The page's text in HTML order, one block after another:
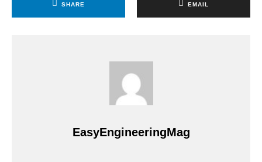
SHARE EMAIL
EasyEngineeringMag